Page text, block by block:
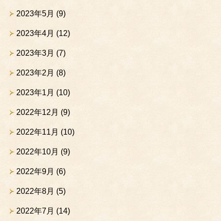
2023年5月 (9)
2023年4月 (12)
2023年3月 (7)
2023年2月 (8)
2023年1月 (10)
2022年12月 (9)
2022年11月 (10)
2022年10月 (9)
2022年9月 (6)
2022年8月 (5)
2022年7月 (14)